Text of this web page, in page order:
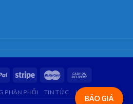
BÁO GIÁ
PHÂN PHỐI TIN TỨC LIÊN HỆ